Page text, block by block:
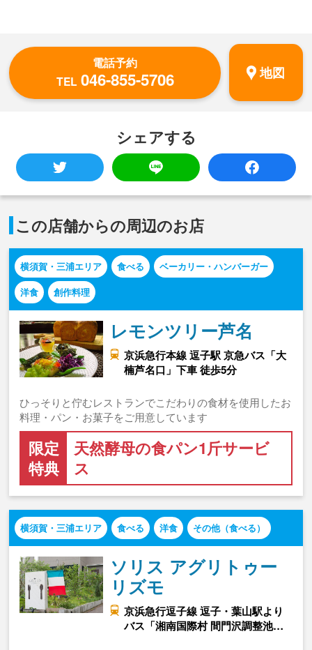
電話予約
TEL 046-855-5706 地図
シェアする
この店舗からの周辺のお店
横須賀・三浦エリア 食べる
ベーカリー・ハンバーガー
洋食
創作料理
レモンツリー芦名
京浜急行本線 逗子駅 京急バス「大
楠芦名口」下車 徒歩5分
ひっそりと佇むレストランでこだわりの食材を使用したお
料理・パン・お菓子をご用意しています
限定
特典
天然酵母の食パン1斤サービ
ス
横須賀・三浦エリア 食べる 洋食 その他（食べる）
ソリス アグリトゥー
リズモ
京浜急行逗子線 逗子・葉山駅より
バス「湘南国際村 間門沢調整池…